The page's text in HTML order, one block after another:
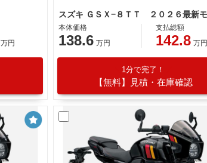
万円
本体価格
138.6 万円
支払総額
142.8 万円
1分で完了！
【無料】見積・在庫確認